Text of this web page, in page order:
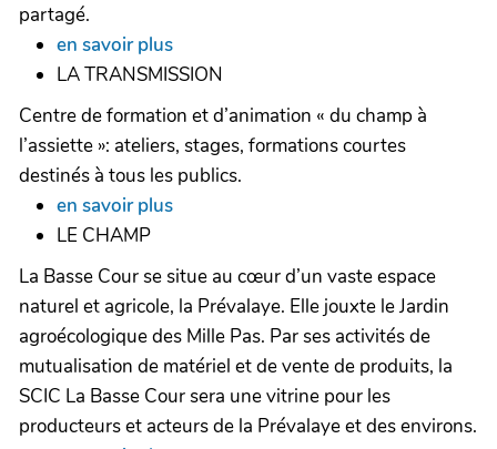
partagé.
en savoir plus
LA TRANSMISSION
Centre de formation et d’animation « du champ à
l’assiette »: ateliers, stages, formations courtes
destinés à tous les publics.
en savoir plus
LE CHAMP
La Basse Cour se situe au cœur d’un vaste espace
naturel et agricole, la Prévalaye. Elle jouxte le Jardin
agroécologique des Mille Pas. Par ses activités de
mutualisation de matériel et de vente de produits, la
SCIC La Basse Cour sera une vitrine pour les
producteurs et acteurs de la Prévalaye et des environs.